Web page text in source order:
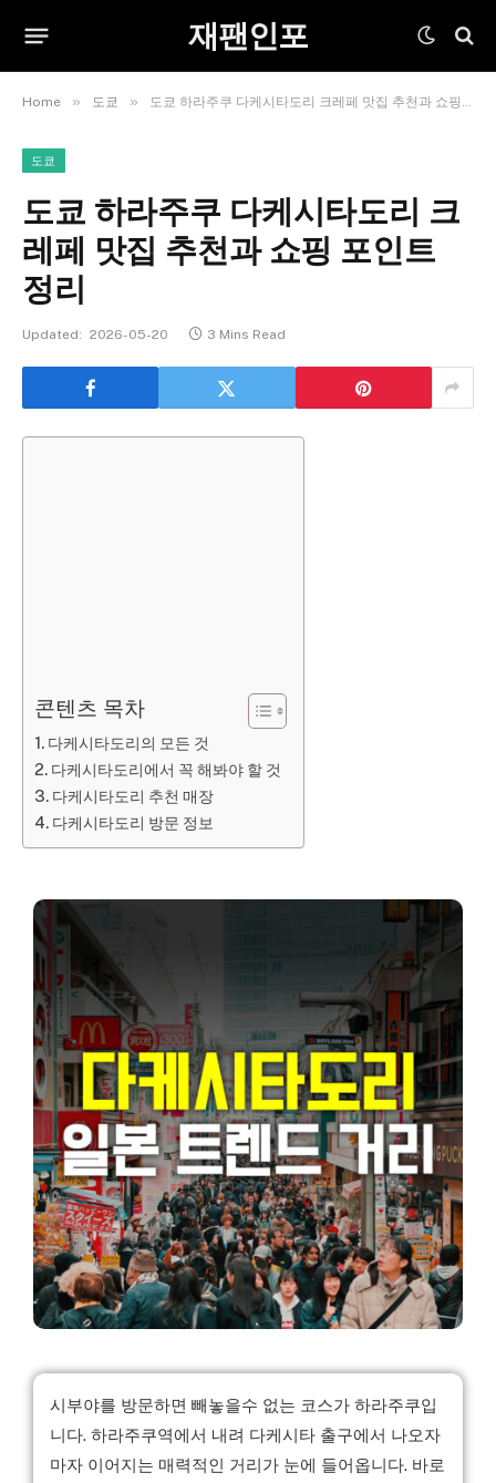
재팬인포
Home » 도쿄 » 도쿄 하라주쿠 다케시타도리 크레페 맛집 추천과 쇼핑 포인트 정리
도쿄
도쿄 하라주쿠 다케시타도리 크
레페 맛집 추천과 쇼핑 포인트
정리
Updated: 2026-05-20 3 Mins Read
콘텐츠 목차
다케시타도리의 모든 것
다케시타도리에서 꼭 해봐야 할 것
다케시타도리 추천 매장
다케시타도리 방문 정보
시부야를 방문하면 빼놓을수 없는 코스가 하라주쿠입
니다. 하라주쿠역에서 내려 다케시타 출구에서 나오자
마자 이어지는 매력적인 거리가 눈에 들어옵니다. 바로